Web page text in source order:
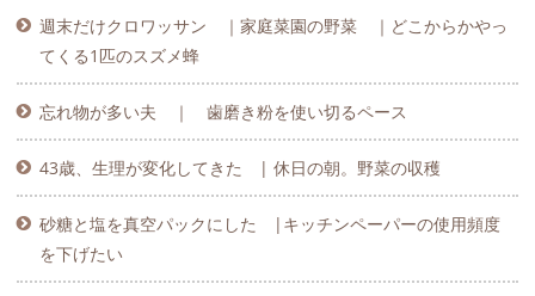
週末だけクロワッサン ｜家庭菜園の野菜 ｜どこからかやっ
てくる1匹のスズメ蜂
忘れ物が多い夫 ｜ 歯磨き粉を使い切るペース
43歳、生理が変化してきた | 休日の朝。野菜の収穫
砂糖と塩を真空パックにした |キッチンペーパーの使用頻度
を下げたい